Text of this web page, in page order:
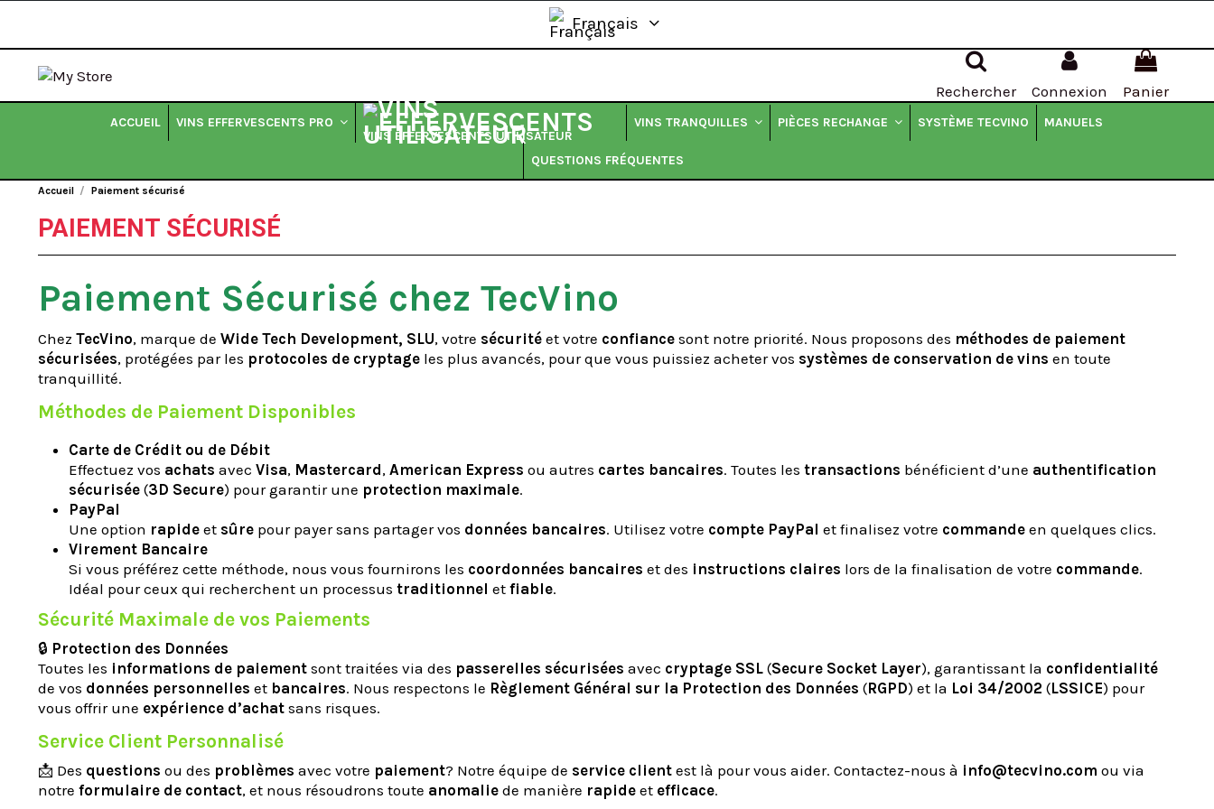
Français
Rechercher Connexion Panier
ACCUEIL
VINS EFFERVESCENTS PRO
VINS EFFERVESCENTS UTILISATEUR
VINS TRANQUILLES PIÈCES RECHANGE SYSTÈME TECVINO MANUELS
QUESTIONS FRÉQUENTES
Accueil Paiement sécurisé
PAIEMENT SÉCURISÉ
Paiement Sécurisé chez TecVino
Chez TecVino, marque de Wide Tech Development, SLU, votre sécuritéet votre confiancesont notre priorité. Nous proposons des méthodes de paiement
sécurisées, protégées par les protocoles de cryptageles plus avancés, pour que vous puissiez acheter vos systèmes de conservation de vins en toute
tranquillité.
Méthodes de Paiement Disponibles
Carte de Crédit ou de Débit
Effectuez vos achats avec Visa, Mastercard, American Express ou autres cartes bancaires. Toutes les transactions bénéficient d’une authentification
sécurisée(3D Secure) pour garantir une protection maximale.
PayPal
Une option rapideet sûrepour payer sans partager vos données bancaires. Utilisez votre compte PayPal et finalisez votre commandeen quelques clics.
Virement Bancaire
Si vous préférez cette méthode, nous vous fournirons les coordonnées bancaires et des instructions claires lors de la finalisation de votre commande.
Idéal pour ceux qui recherchent un processus traditionnel et fiable.
Sécurité Maximale de vos Paiements
🔒 Protection des Données
Toutes les informations de paiementsont traitées via des passerelles sécurisées avec cryptage SSL(Secure Socket Layer), garantissant la confidentialité
de vos données personnelles et bancaires. Nous respectons le Règlement Général sur la Protection des Données (RGPD) et la Loi 34/2002 (LSSICE) pour
vous offrir une expérience d’achatsans risques.
Service Client Personnalisé
📩 Des questions ou des problèmes avec votre paiement? Notre équipe de service clientest là pour vous aider. Contactez-nous à info@tecvino.com ou via
notre formulaire de contact, et nous résoudrons toute anomaliede manière rapideet efficace.